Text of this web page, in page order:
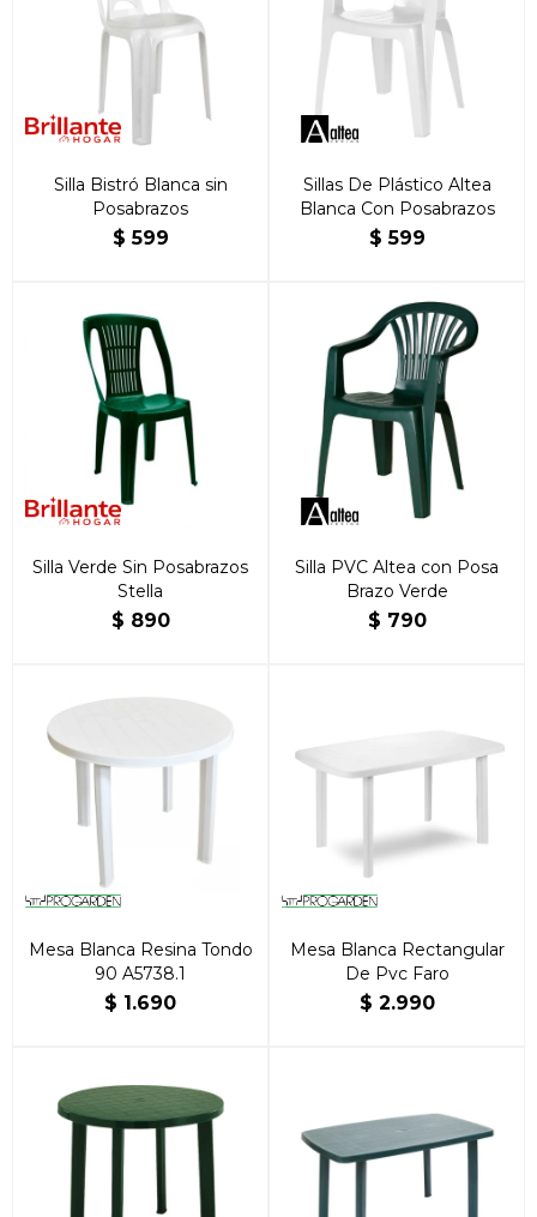
Silla Bistró Blanca sin
Posabrazos
$ 599
Sillas De Plástico Altea
Blanca Con Posabrazos
$ 599
Silla Verde Sin Posabrazos
Stella
$ 890
Silla PVC Altea con Posa
Brazo Verde
$ 790
Mesa Blanca Resina Tondo
90 A5738.1
$ 1.690
Mesa Blanca Rectangular
De Pvc Faro
$ 2.990